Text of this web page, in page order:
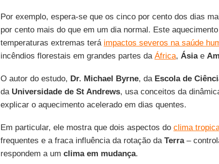
Por exemplo, espera-se que os cinco por cento dos dias
por cento mais do que em um dia normal. Este
temperaturas extremas terá impactos severos na saúde
incêndios florestais em grandes partes da África, Ásiae
O autor do estudo, Dr. Michael Byrne, daEscola de
da Universidade de St Andrews, usa conceitos da
explicar o aquecimento acelerado em dias quentes.
Em particular, ele mostra que dois aspectos do clima
frequentes e a fraca influência da rotação da Terra–
respondem a um clima em mudança.